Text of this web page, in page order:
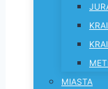
MIASTA